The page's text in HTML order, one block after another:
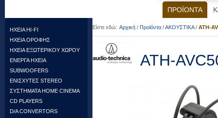
ΠΡΟΪΟΝΤΑ
HXEIA HI-FI
ΗΧΕΙΑ ΟΡΟΦΗΣ
HXEIA ΕΞΩΤΕΡΙΚΟΥ ΧΩΡΟΥ
ENEΡΓΑ ΗΧΕΙΑ
SUBWOOFERS
ΕΝΙΣΧΥΤΕΣ STEREO
ΣΥΣΤΗΜΑΤΑ HOME CINEMA
CD PLAYERS
D/A CONVERTORS
Είστε εδώ: Αρχική / Προϊόντα /ΑΚΟΥΣΤΙΚΑ/ ATH-
ATH-